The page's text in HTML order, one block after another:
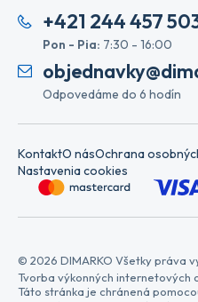
+421 244 457
Pon - Pia: 7:30 - 16:00
Odpovedáme do 6 hodín
KontaktO násOchrana
Nastavenia cookies
© 2026 DIMARKO Všetky práva
Tvorba výkonných internetových
Táto stránka je chránená